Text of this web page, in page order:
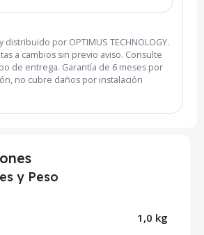
por OPTIMUS TECHNOLOGY.
a cambios sin previo aviso. Consulte
de entrega. Garantía de 6 meses por
no cubre daños por instalación
y Peso
1,0 kg